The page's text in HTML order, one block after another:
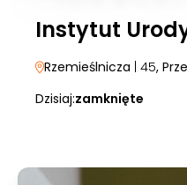
Instytut
Rzemieślnicza | 45,
Dzisiaj:zamknięte